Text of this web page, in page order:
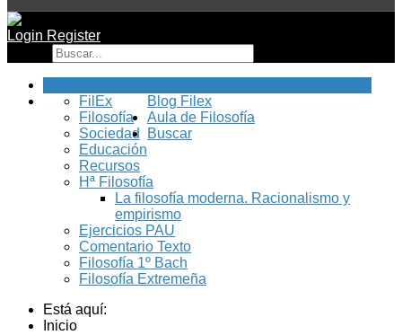
Login Register
Blog Filex
FilEx
Filosofía
Sociedad
Educación
Recursos
Aula de Filosofía
Hª Filosofía
La filosofía moderna. Racionalismo y
empirismo
Ejercicios PAU
Comentario Texto
Filosofía 1º Bach
Filosofía Extremeña
Buscar
Está aquí:
Inicio